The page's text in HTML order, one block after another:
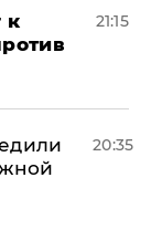
к
21:15
20:35